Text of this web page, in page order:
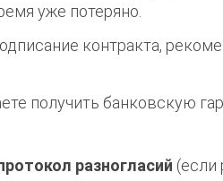
уже потеряно.
контракта,
получить банковскую
разногласий (если